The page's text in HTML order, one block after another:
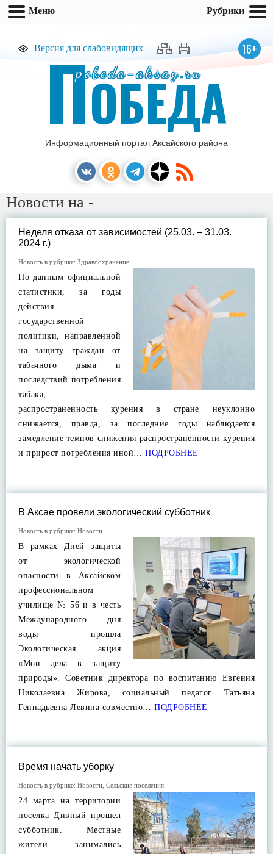
Версия для слабовидящих 16+
pobeda-aksay.ru
ПОБЕДА
Информационный портал Аксайского района
Новости на -
Неделя отказа от зависимостей (25.03. – 31.03.
2024 г.)
Новость в рубрике: Здравоохранение
По данным официальной
статистики, за годы
действия
государственной
политики, направленной
на защиту граждан от
табачного дыма и
последствий потребления
табака,
распространенность курения в стране неуклонно
снижается, правда, за последние годы наблюдается
замедление темпов снижения распространенности курения
и прирост потребления иной… ПОДРОБНЕЕ
В Аксае провели экологический субботник
Новость в рубрике: Новости
В рамках Дней защиты
от экологической
опасности в Аксайском
профессиональном
училище № 56 и в честь
Международного дня
воды прошла
Экологическая акция
«Мои дела в защиту
природы». Советник директора по воспитанию Евгения
Николаевна Жирова, социальный педагог Татьяна
Геннадьевна Левина совместно… ПОДРОБНЕЕ
Время начать уборку
Новость в рубрике: Новости Сельские поселения
24 марта на территории
поселка Дивный прошел
субботник. Местные
жители занимались
Меню Рубрики